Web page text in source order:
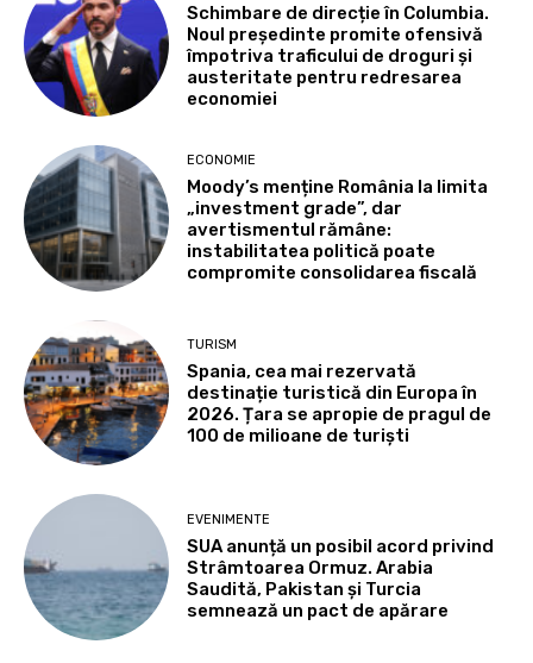
Schimbare de direcție în Columbia.
Noul președinte promite ofensivă
împotriva traficului de droguri și
austeritate pentru redresarea
economiei
ECONOMIE
Moody’s menține România la limita
„investment grade”, dar
avertismentul rămâne:
instabilitatea politică poate
compromite consolidarea fiscală
TURISM
Spania, cea mai rezervată
destinație turistică din Europa în
2026. Țara se apropie de pragul de
100 de milioane de turiști
EVENIMENTE
SUA anunță un posibil acord privind
Strâmtoarea Ormuz. Arabia
Saudită, Pakistan și Turcia
semnează un pact de apărare